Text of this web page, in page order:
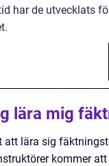
har de utvecklats
lära mig
att lära sig
kommer